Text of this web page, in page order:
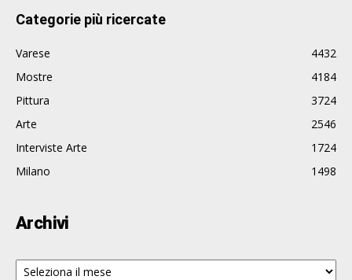
Categorie più ricercate
Varese
4432
Mostre
4184
Pittura
3724
Arte
2546
Interviste Arte
1724
Milano
1498
Archivi
Archivi